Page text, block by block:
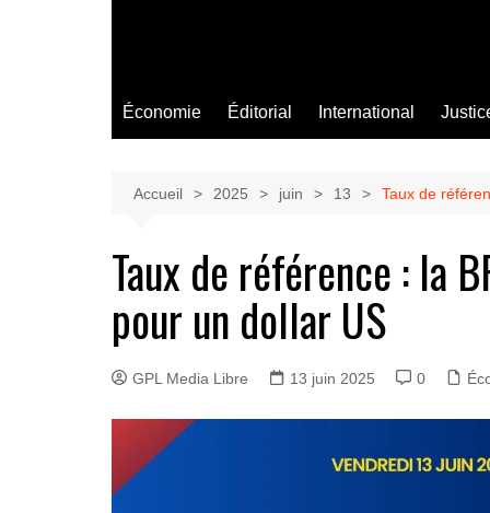
Économie Éditorial International
Accueil 2025 juin 13 Taux de
Taux de référence : la
pour un dollar US
GPL Media Libre 13 juin 2025 0